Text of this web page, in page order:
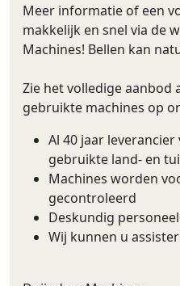
Meer informatie of een
makkelijk en snel via de
Machines! Bellen kan
Zie het volledige aanbod
gebruikte machines op
Al 40 jaar
gebruikte land- en
Machines worden
gecontroleerd
Deskundig personeel
Wij kunnen u